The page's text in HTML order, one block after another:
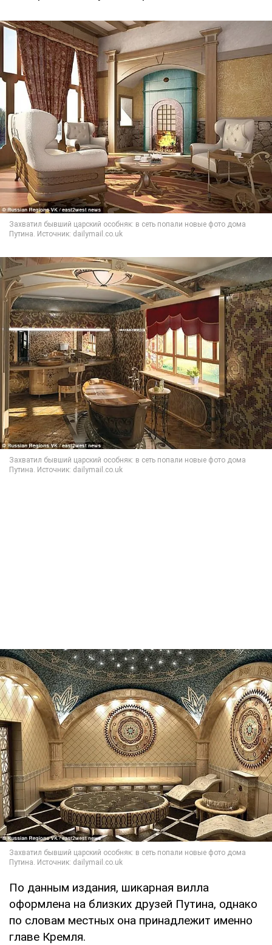
По данным издания, шикарная вилла
оформлена на близких друзей Путина, однако
по словам местных она принадлежит именно
главе Кремля.